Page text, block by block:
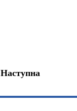
Наступна